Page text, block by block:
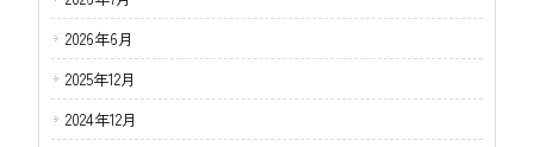
2026年6月
2025年12月
2024年12月